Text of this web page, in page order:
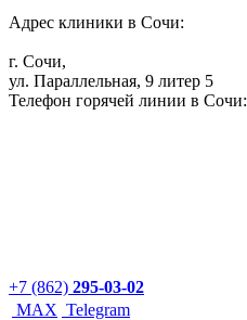
Адрес клиники в Сочи:
г. Сочи,
ул. Параллельная, 9 литер 5
Телефон горячей линии в Сочи:
+7 (862) 295-03-02
MAX Telegram